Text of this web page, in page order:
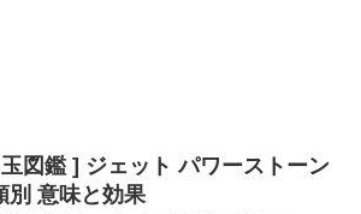
図鑑 ] ジェット パワーストーン
別 意味と効果